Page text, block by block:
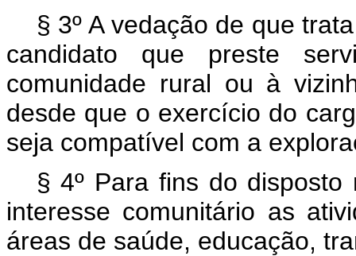
§ 3º A vedação de que
candidato que preste
comunidade rural ou à
desde que o exercício do
seja compatível com a
§ 4º Para fins do
interesse comunitário as
áreas de saúde, educação,